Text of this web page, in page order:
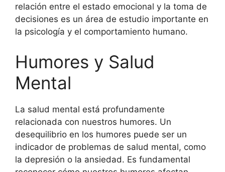
relación entre el estado emocional y la toma de
decisiones es un área de estudio importante en
la psicología y el comportamiento humano.
Humores y Salud
Mental
La salud mental está profundamente
relacionada con nuestros humores. Un
desequilibrio en los humores puede ser un
indicador de problemas de salud mental, como
la depresión o la ansiedad. Es fundamental